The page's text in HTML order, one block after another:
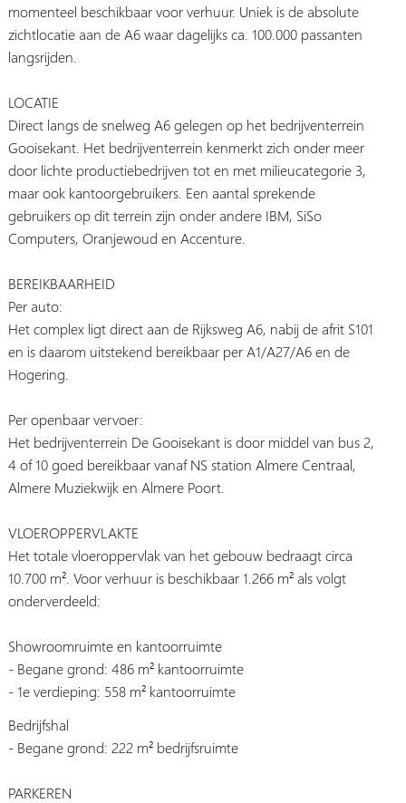
momenteel beschikbaar voor verhuur. Uniek is de absolute
zichtlocatie aan de A6 waar dagelijks ca. 100.000 passanten
langsrijden.
LOCATIE
Direct langs de snelweg A6 gelegen op het bedrijventerrein
Gooisekant. Het bedrijventerrein kenmerkt zich onder meer
door lichte productiebedrijven tot en met milieucategorie 3,
maar ook kantoorgebruikers. Een aantal sprekende
gebruikers op dit terrein zijn onder andere IBM, SiSo
Computers, Oranjewoud en Accenture.
BEREIKBAARHEID
Per auto:
Het complex ligt direct aan de Rijksweg A6, nabij de afrit S101
en is daarom uitstekend bereikbaar per A1/A27/A6 en de
Hogering.
Per openbaar vervoer:
Het bedrijventerrein De Gooisekant is door middel van bus 2,
4 of 10 goed bereikbaar vanaf NS station Almere Centraal,
Almere Muziekwijk en Almere Poort.
VLOEROPPERVLAKTE
Het totale vloeroppervlak van het gebouw bedraagt circa
10.700 m². Voor verhuur is beschikbaar 1.266 m² als volgt
onderverdeeld:
Showroomruimte en kantoorruimte
- Begane grond: 486 m² kantoorruimte
- 1e verdieping: 558 m² kantoorruimte
Bedrijfshal
- Begane grond: 222 m² bedrijfsruimte
PARKEREN